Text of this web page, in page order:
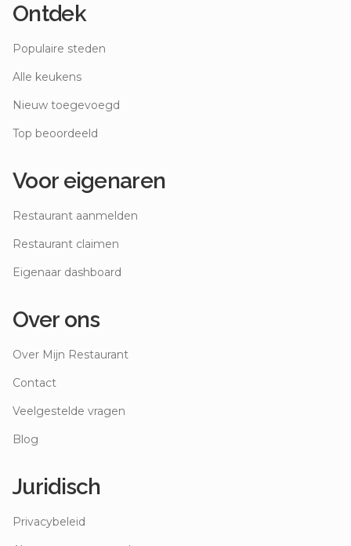
Ontdek
Populaire steden
Alle keukens
Nieuw toegevoegd
Top beoordeeld
Voor eigenaren
Restaurant aanmelden
Restaurant claimen
Eigenaar dashboard
Over ons
Over Mijn Restaurant
Contact
Veelgestelde vragen
Blog
Juridisch
Privacybeleid